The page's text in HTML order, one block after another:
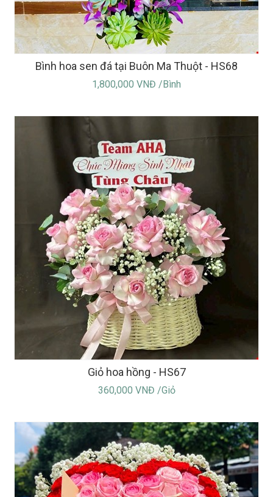
Bình hoa sen đá tại Buôn Ma Thuột - HS68
1,800,000 VNĐ /Bình
Giỏ hoa hồng - HS67
360,000 VNĐ /Giỏ